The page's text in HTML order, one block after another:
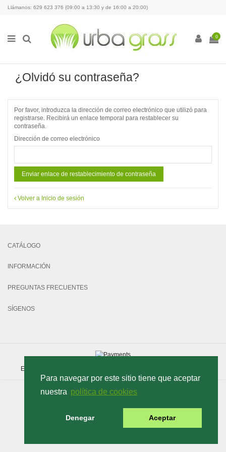
Para navegar por este sitio tiene que aceptar
nuestra política de cookies
Denegar Aceptar
Llámanos: 629 623 376 (09:00 a 13:30 y de 16:00 a 20:00)
0
¿Olvidó su contraseña?
Por favor, introduzca la dirección de correo electrónico que utilizó para
registrarse. Recibirá un enlace temporal para restablecer su
contraseña.
Dirección de correo electrónico
Enviar enlace de restablecimiento de contraseña
Volver a Inicio de sesión
CATÁLOGO
INFORMACIÓN
PREGUNTAS FRECUENTES
SÍGENOS
Espigol, 13 -Gormaig- | Cocentaina (03820)- Alicante | B53617460 |